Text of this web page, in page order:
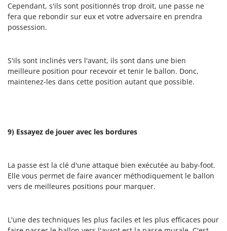
Cependant, s'ils sont positionnés trop droit, une passe ne
fera que rebondir sur eux et votre adversaire en prendra
possession.
S'ils sont inclinés vers l'avant, ils sont dans une bien
meilleure position pour recevoir et tenir le ballon. Donc,
maintenez-les dans cette position autant que possible.
9) Essayez de jouer avec les bordures
La passe est la clé d'une attaque bien exécutée au baby-foot.
Elle vous permet de faire avancer méthodiquement le ballon
vers de meilleures positions pour marquer.
L'une des techniques les plus faciles et les plus efficaces pour